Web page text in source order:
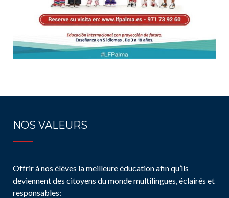
NOS VALEURS
Offrir à nos élèves la meilleure éducation afin qu’ils
deviennent des citoyens du monde multilingues, éclairés et
responsables: